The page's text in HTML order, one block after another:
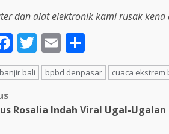
dan alat elektronik kami rusak kena
Facebook
Twitter
Email
banjir bali bpbd denpasar cuaca ekstrem
Rosalia Indah Viral Ugal-Ugalan